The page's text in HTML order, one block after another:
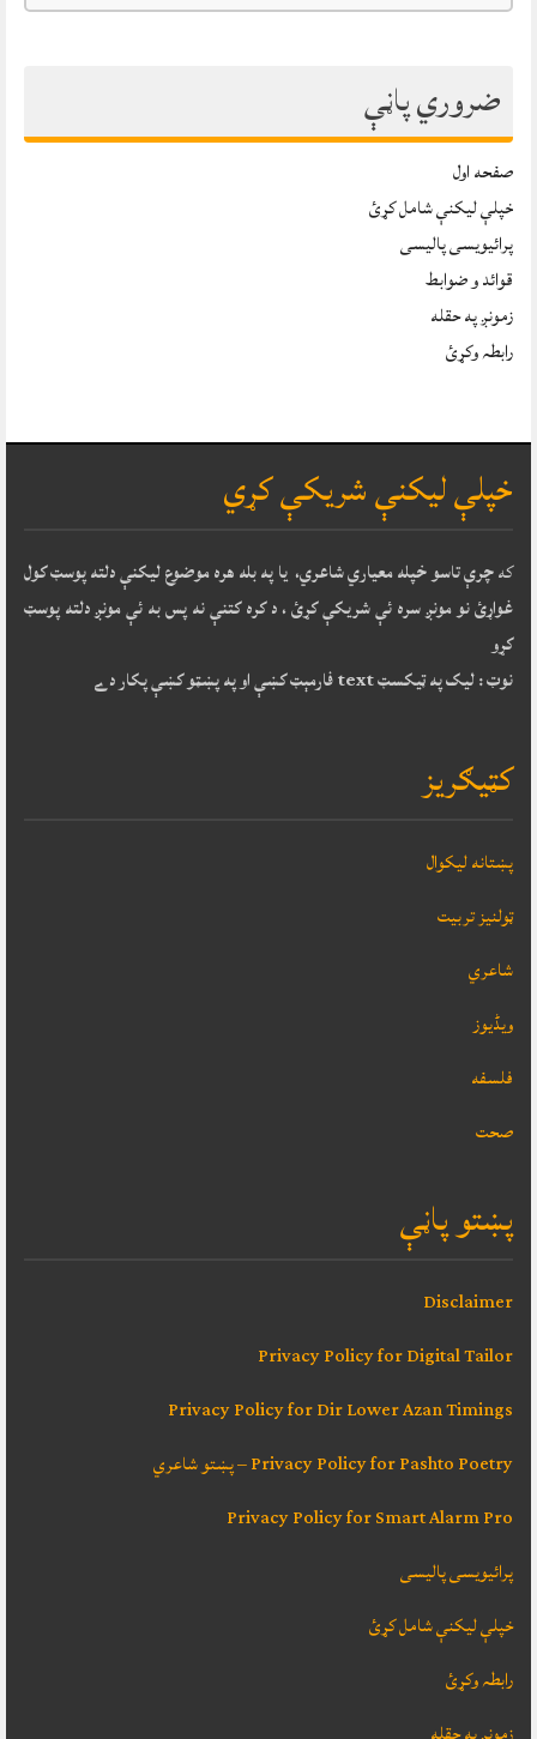
ضروري پاڼې
صفحه اول
خپلې ليکنې شامل کړئ
پرائیویسی پالیسی
قوائد و ضوابط
زمونږ په حقله
رابطہ وکړئ
خپلې ليکنې شريکې کړي
کهچرې تاسو خپله معياري شاعري، يا په بله هره موضوع ليکنې دلته پوسټ کول
غواړئ نو مونږ سره ئې شريکې کړئ ، د کره کتنې نه پس به ئې مونږ دلته پوسټ
کړو
نوټ : ليک په ټيکسټ text فارمېټ کښې او په پښټو کښې پکار دے
کټيګريز
پښتانه ليکوال
ټولنيز تربيت
شاعري
ویڈیوز
فلسفه
صحت
پښتو پاڼې
Disclaimer
Privacy Policy for Digital Tailor
Privacy Policy for Dir Lower Azan Timings
Privacy Policy for Pashto Poetry – پښتو شاعري
Privacy Policy for Smart Alarm Pro
پرائیویسی پالیسی
خپلې ليکنې شامل کړئ
رابطہ وکړئ